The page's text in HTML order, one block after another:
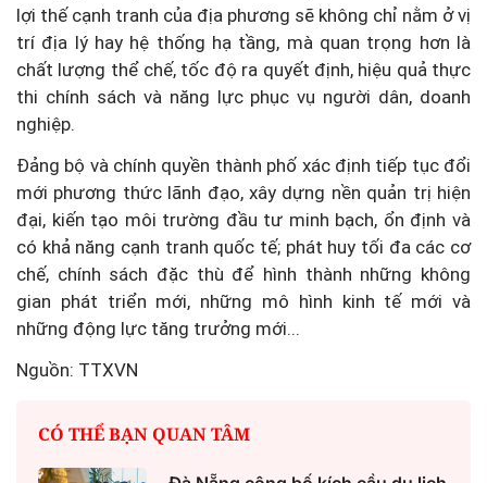
lợi thế cạnh tranh của địa phương sẽ không chỉ nằm ở vị
trí địa lý hay hệ thống hạ tầng, mà quan trọng hơn là
chất lượng thể chế, tốc độ ra quyết định, hiệu quả thực
thi chính sách và năng lực phục vụ người dân, doanh
nghiệp.
Đảng bộ và chính quyền thành phố xác định tiếp tục đổi
mới phương thức lãnh đạo, xây dựng nền quản trị hiện
đại, kiến tạo môi trường đầu tư minh bạch, ổn định và
có khả năng cạnh tranh quốc tế; phát huy tối đa các cơ
chế, chính sách đặc thù để hình thành những không
gian phát triển mới, những mô hình kinh tế mới và
những động lực tăng trưởng mới...
Nguồn: TTXVN
CÓ THỂ BẠN QUAN TÂM